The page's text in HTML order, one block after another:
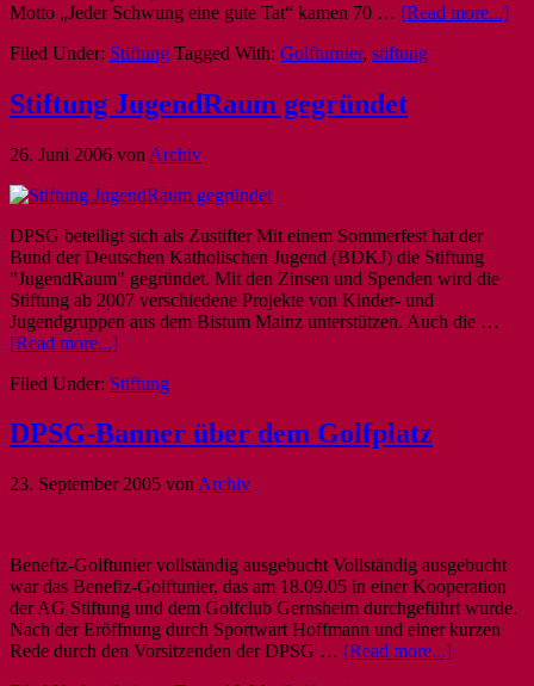
Motto „Jeder Schwung eine gute Tat“ kamen 70 … [Read more...]
Filed Under: Stiftung Tagged With: Golfturnier, stiftung
Stiftung JugendRaum gegründet
26. Juni 2006 von Archiv
DPSG beteiligt sich als Zustifter Mit einem Sommerfest hat der
Bund der Deutschen Katholischen Jugend (BDKJ) die Stiftung
"JugendRaum" gegründet. Mit den Zinsen und Spenden wird die
Stiftung ab 2007 verschiedene Projekte von Kinder- und
Jugendgruppen aus dem Bistum Mainz unterstützen. Auch die …
[Read more...]
Filed Under: Stiftung
DPSG-Banner über dem Golfplatz
23. September 2005 von Archiv
Benefiz-Golftunier vollständig ausgebucht Vollständig ausgebucht
war das Benefiz-Golftunier, das am 18.09.05 in einer Kooperation
der AG Stiftung und dem Golfclub Gernsheim durchgeführt wurde.
Nach der Eröffnung durch Sportwart Hoffmann und einer kurzen
Rede durch den Vorsitzenden der DPSG … [Read more...]